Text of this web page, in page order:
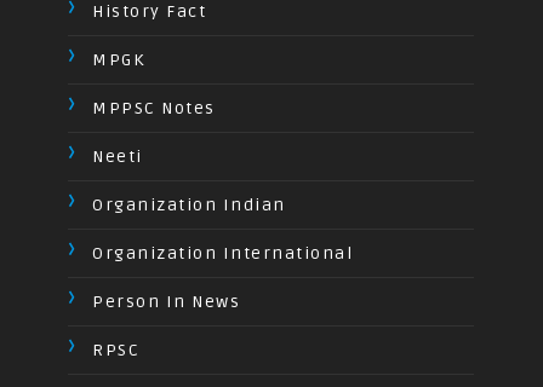
History Fact
MPGK
MPPSC Notes
Neeti
Organization Indian
Organization International
Person In News
RPSC